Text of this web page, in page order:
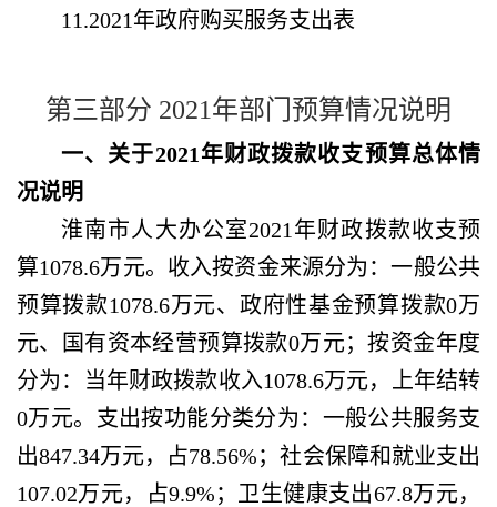
11.2021年政府购买服务支出表
第三部分 2021年部门预算情况说明
一、关于2021年财政拨款收支预算总体情
况说明
淮南市人大办公室2021年财政拨款收支预
算1078.6万元。收入按资金来源分为：一般公共
预算拨款1078.6万元、政府性基金预算拨款0万
元、国有资本经营预算拨款0万元；按资金年度
分为：当年财政拨款收入1078.6万元，上年结转
0万元。支出按功能分类分为：一般公共服务支
出847.34万元，占78.56%；社会保障和就业支出
107.02万元，占9.9%；卫生健康支出67.8万元，